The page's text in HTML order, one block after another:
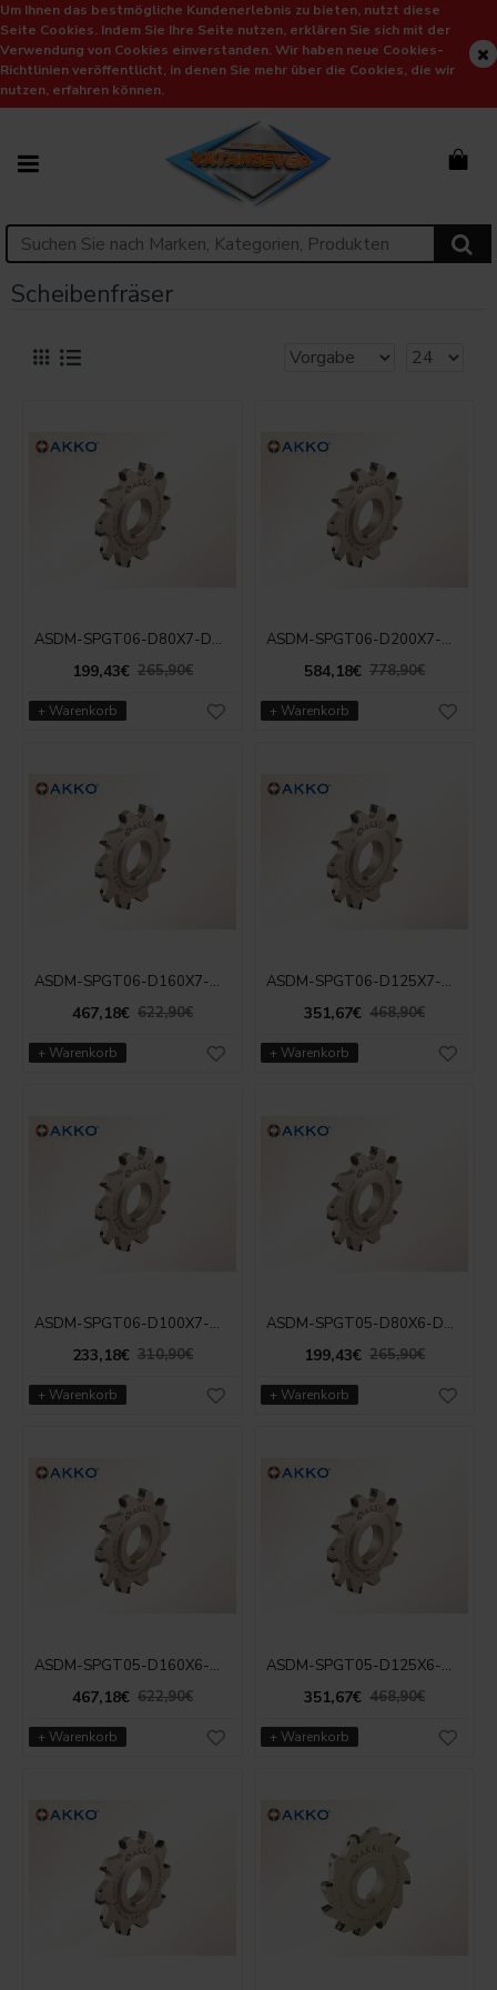
Um Ihnen das bestmögliche Kundenerlebnis zu bieten, nutzt diese
Seite Cookies. Indem Sie Ihre Seite nutzen, erklären Sie sich mit der
Verwendung von Cookies einverstanden. Wir haben neue Cookies-
Richtlinien veröffentlicht, in denen Sie mehr über die Cookies, die wir
nutzen, erfahren können.
Scheibenfräser
ASDM-SPGT06-D80X7-D27-Z10
199,43€ 265,90€
+ Warenkorb
ASDM-SPGT06-D200X7-D40-Z18
584,18€ 778,90€
+ Warenkorb
ASDM-SPGT06-D160X7-D40-Z16
467,18€ 622,90€
+ Warenkorb
ASDM-SPGT06-D125X7-D40-Z14
351,67€ 468,90€
+ Warenkorb
ASDM-SPGT06-D100X7-D32-Z12
233,18€ 310,90€
+ Warenkorb
ASDM-SPGT05-D80X6-D27-Z10
199,43€ 265,90€
+ Warenkorb
ASDM-SPGT05-D160X6-D40-Z18
467,18€ 622,90€
+ Warenkorb
ASDM-SPGT05-D125X6-D40-Z14
351,67€ 468,90€
+ Warenkorb